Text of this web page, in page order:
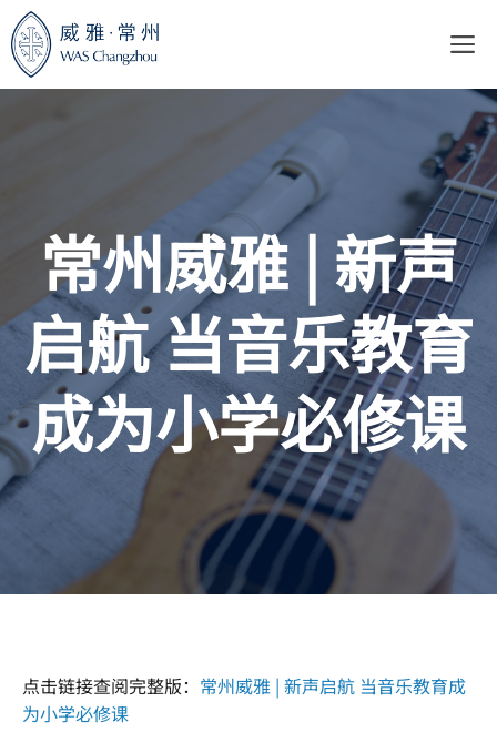
至
内
容
菜
单
常州威雅 | 新声
启航 当音乐教育
成为小学必修课
点击链接查阅完整版： 常州威雅 | 新声启航 当音乐教育成
为小学必修课